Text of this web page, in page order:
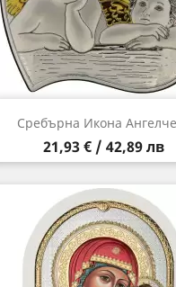
Сребърна Икона
Цена
21,93 € / 42,89 лв